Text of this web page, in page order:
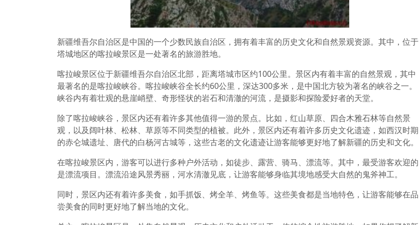
新疆维吾尔自治区是中国的一个少数民族自治区，拥有着丰富的历史文化和自然景观资源。其中，位于
塔城地区的喀拉峻景区是一处著名的旅游胜地。
喀拉峻景区位于新疆维吾尔自治区北部，距离塔城市区约100公里。景区内有着丰富的自然景观，其中
最著名的是喀拉峻峡谷。喀拉峻峡谷全长约60公里，深达300多米，是中国北方较为著名的峡谷之一。
峡谷内有着壮观的悬崖峭壁、奇形怪状的岩石和清澈的河流，是摄影和探险爱好者的天堂。
除了喀拉峻峡谷，景区内还有着许多其他值得一游的景点。比如，红山草原、四合木雅石林等自然景
观，以及阔叶林、松林、草原等不同类型的植被。此外，景区内还有着许多历史文化遗迹，如西汉时期
的赤仑城遗址、唐代的白杨河古城等，这些古老的文化遗迹让游客能够更好地了解新疆的历史和文化。
在喀拉峻景区内，游客可以进行多种户外活动，如徒步、露营、骑马、漂流等。其中，最受游客欢迎的
是漂流项目。漂流沿途风景秀丽，河水清澈见底，让游客能够身临其境地感受大自然的鬼斧神工。
同时，景区内还有着许多美食，如手抓饭、烤全羊、烤鱼等。这些美食都是当地特色，让游客能够在品
尝美食的同时更好地了解当地的文化。